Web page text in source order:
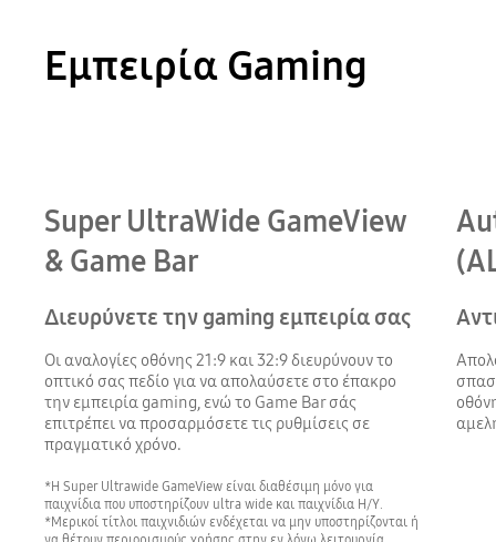
Εμπειρία Gaming
Super UltraWide GameView
& Game Bar
Διευρύνετε την gaming εμπειρία σας
Οι αναλογίες οθόνης 21:9 και 32:9 διευρύνουν το
οπτικό σας πεδίο για να απολαύσετε στο έπακρο
την εμπειρία gaming, ενώ το Game Bar σάς
επιτρέπει να προσαρμόσετε τις ρυθμίσεις σε
πραγματικό χρόνο.
*Η Super Ultrawide GameView είναι διαθέσιμη μόνο για
παιχνίδια που υποστηρίζουν ultra wide και παιχνίδια Η/Υ.
*Μερικοί τίτλοι παιχνιδιών ενδέχεται να μην υποστηρίζονται ή